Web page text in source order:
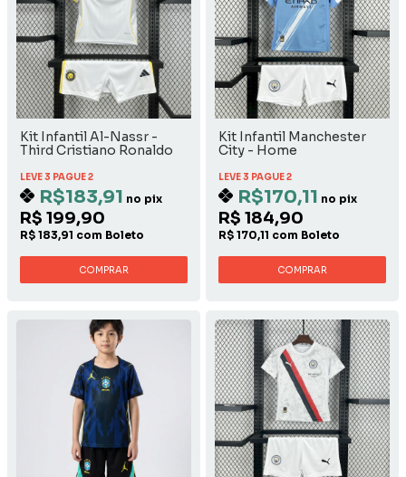
Kit Infantil Al-Nassr -
Third Cristiano Ronaldo
LEVE 3 PAGUE 2
R$183,91 no pix
R$ 199,90
R$ 183,91 com Boleto
COMPRAR
Kit Infantil Manchester
City - Home
LEVE 3 PAGUE 2
R$170,11 no pix
R$ 184,90
R$ 170,11 com Boleto
COMPRAR